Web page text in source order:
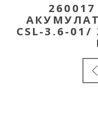
CSL-3.6-